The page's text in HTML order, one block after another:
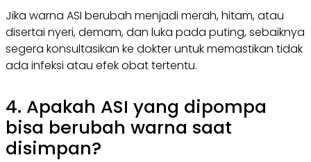
Jika warna ASI berubah menjadi merah, hitam, atau
disertai nyeri, demam, dan luka pada puting, sebaiknya
segera konsultasikan ke dokter untuk memastikan tidak
ada infeksi atau efek obat tertentu.
4. Apakah ASI yang dipompa
bisa berubah warna saat
disimpan?